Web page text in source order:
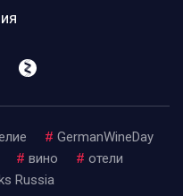
# GermanWineDay
# вино # отели
Russia